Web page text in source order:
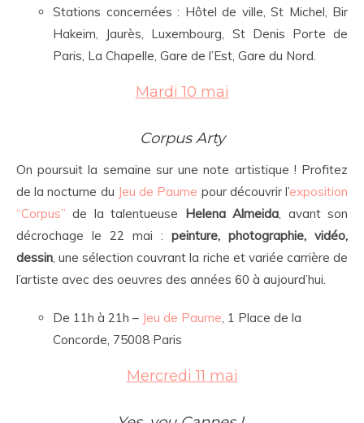
Stations concernées : Hôtel de ville, St Michel, Bir
Hakeim, Jaurès, Luxembourg, St Denis Porte de
Paris, La Chapelle, Gare de l’Est, Gare du Nord.
Mardi 10 mai
Corpus Arty
On poursuit la semaine sur une note artistique ! Profitez
de la nocturne du Jeu de Paume pour découvrir l’exposition
“Corpus” de la talentueuse Helena Almeida, avant son
décrochage le 22 mai : peinture, photographie, vidéo,
dessin, une sélection couvrant la riche et variée carrière de
l’artiste avec des oeuvres des années 60 à aujourd’hui.
De 11h à 21h – Jeu de Paume, 1 Place de la
Concorde, 75008 Paris
Mercredi 11 mai